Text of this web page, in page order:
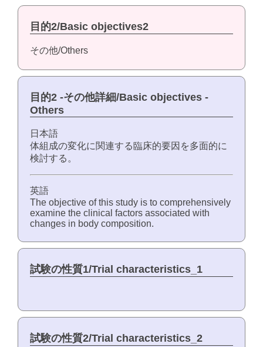
目的2/Basic objectives2
その他/Others
目的2 -その他詳細/Basic objectives -
Others
日本語
体組成の変化に関連する臨床的要因を多面的に
検討する。
英語
The objective of this study is to comprehensively
examine the clinical factors associated with
changes in body composition.
試験の性質1/Trial characteristics_1
試験の性質2/Trial characteristics_2